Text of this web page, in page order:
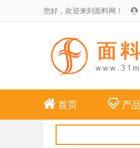
您好，欢迎来到面料网！ 
 首页 产品